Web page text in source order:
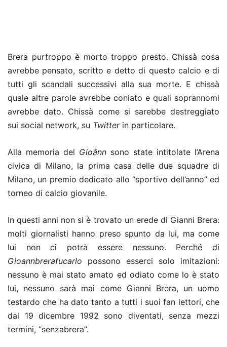
Brera purtroppo è morto troppo presto. Chissà cosa
avrebbe pensato, scritto e detto di questo calcio e di
tutti gli scandali successivi alla sua morte. E chissà
quale altre parole avrebbe coniato e quali soprannomi
avrebbe dato. Chissà come si sarebbe destreggiato
sui social network, su Twitterin particolare.
Alla memoria del Gioânn sono state intitolate l’Arena
civica di Milano, la prima casa delle due squadre di
Milano, un premio dedicato allo “sportivo dell’anno” ed
torneo di calcio giovanile.
In questi anni non si è trovato un erede di Gianni Brera:
molti giornalisti hanno preso spunto da lui, ma come
lui non ci potrà essere nessuno. Perché di
Gioannbrerafucarlo possono esserci solo imitazioni:
nessuno è mai stato amato ed odiato come lo è stato
lui, nessuno sarà mai come Gianni Brera, un uomo
testardo che ha dato tanto a tutti i suoi fan lettori, che
dal 19 dicembre 1992 sono diventati, senza mezzi
termini, “senzabrera”.